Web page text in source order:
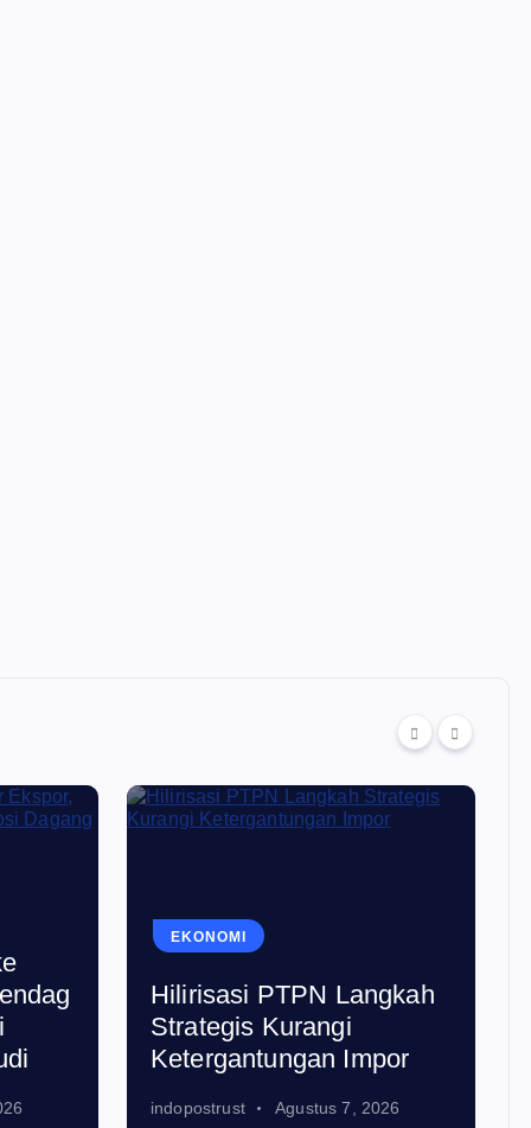
EKONOMI
Hilirisasi PTPN Langkah
Strategis Kurangi
Ketergantungan Impor
indopostrust Agustus 7, 2026